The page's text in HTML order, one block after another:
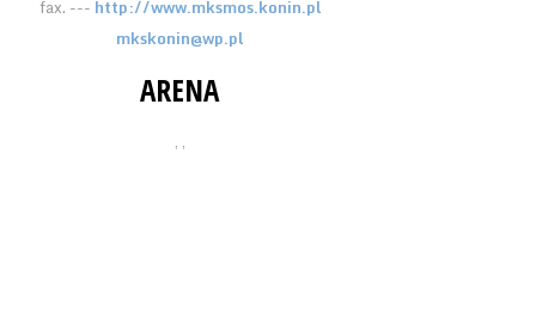
fax. --- http://www.mksmos.konin.pl
mkskonin@wp.pl
ARENA
, ,